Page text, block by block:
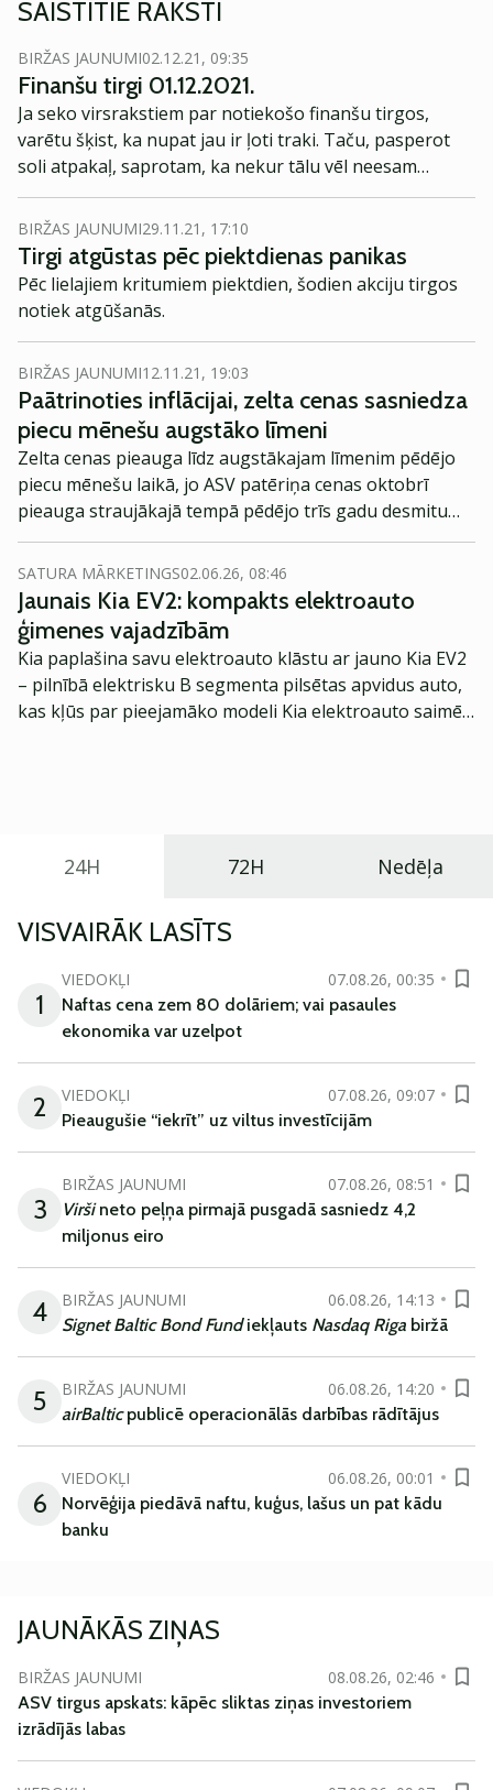
SAISTĪTIE RAKSTI
BIRŽAS JAUNUMI02.12.21, 09:35
Finanšu tirgi 01.12.2021.
Ja seko virsrakstiem par notiekošo finanšu tirgos,
varētu šķist, ka nupat jau ir ļoti traki. Taču, pasperot
soli atpakaļ, saprotam, ka nekur tālu vēl neesam
nokrituši.
BIRŽAS JAUNUMI29.11.21, 17:10
Tirgi atgūstas pēc piektdienas panikas
Pēc lielajiem kritumiem piektdien, šodien akciju tirgos
notiek atgūšanās.
BIRŽAS JAUNUMI12.11.21, 19:03
Paātrinoties inflācijai, zelta cenas sasniedza
piecu mēnešu augstāko līmeni
Zelta cenas pieauga līdz augstākajam līmenim pēdējo
piecu mēnešu laikā, jo ASV patēriņa cenas oktobrī
pieauga straujākajā tempā pēdējo trīs gadu desmitu
laikā. Dārgmetālu investori pirmām kārtām meklē
aizsardzību pret inflāciju.
SATURA MĀRKETINGS02.06.26, 08:46
Jaunais Kia EV2: kompakts elektroauto
ģimenes vajadzībām
Kia paplašina savu elektroauto klāstu ar jauno Kia EV2
– pilnībā elektrisku B segmenta pilsētas apvidus auto,
kas kļūs par pieejamāko modeli Kia elektroauto saimē
24H 72H Nedēļa
VISVAIRĀK LASĪTS
1
VIEDOKĻI
07.08.26, 00:35
Naftas cena zem 80 dolāriem; vai pasaules
ekonomika var uzelpot
2 VIEDOKĻI
07.08.26, 09:07
Pieaugušie “iekrīt” uz viltus investīcijām
3
BIRŽAS JAUNUMI
07.08.26, 08:51
Viršineto peļņa pirmajā pusgadā sasniedz 4,2
miljonus eiro
4 BIRŽAS JAUNUMI
06.08.26, 14:13
Signet Baltic Bond Fundiekļauts Nasdaq Riga biržā
5 BIRŽAS JAUNUMI
06.08.26, 14:20
airBalticpublicē operacionālās darbības rādītājus
6
VIEDOKĻI
06.08.26, 00:01
Norvēģija piedāvā naftu, kuģus, lašus un pat kādu
banku
JAUNĀKĀS ZIŅAS
BIRŽAS JAUNUMI
08.08.26, 02:46
ASV tirgus apskats: kāpēc sliktas ziņas investoriem
izrādījās labas